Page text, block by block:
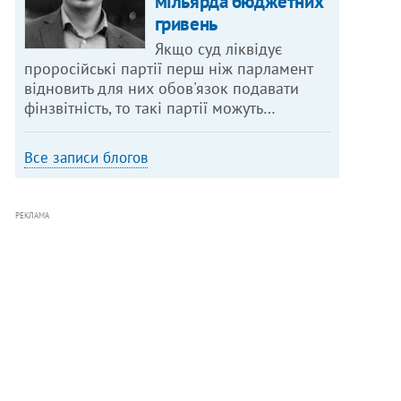
гривень
Якщо суд ліквідує
проросійські партії перш ніж парламент
відновить для них обов'язок подавати
фінзвітність, то такі партії можуть…
Все записи блогов
РЕКЛАМА